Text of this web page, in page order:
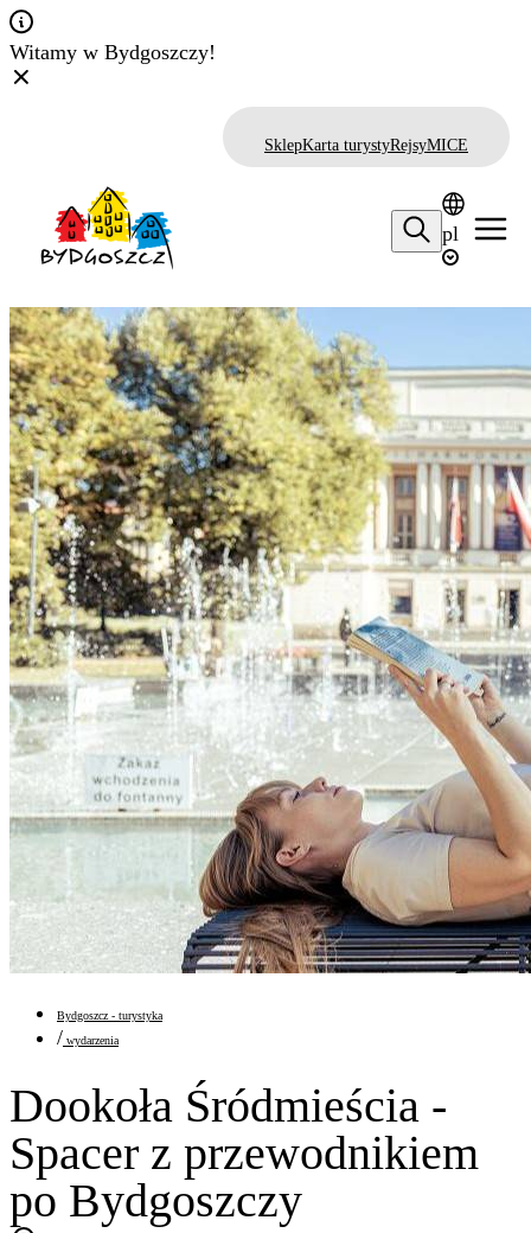
Witamy w Bydgoszczy!
SklepKarta turystyRejsyMICE
pl
Bydgoszcz - turystyka
/ wydarzenia
Dookoła Śródmieścia -
Spacer z przewodnikiem
po Bydgoszczy